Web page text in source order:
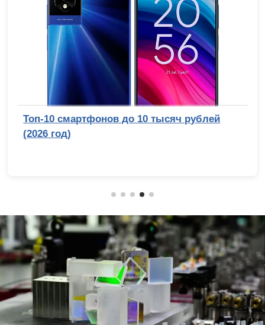
Топ-10 смартфонов до 10 тысяч рублей
(2026 год)